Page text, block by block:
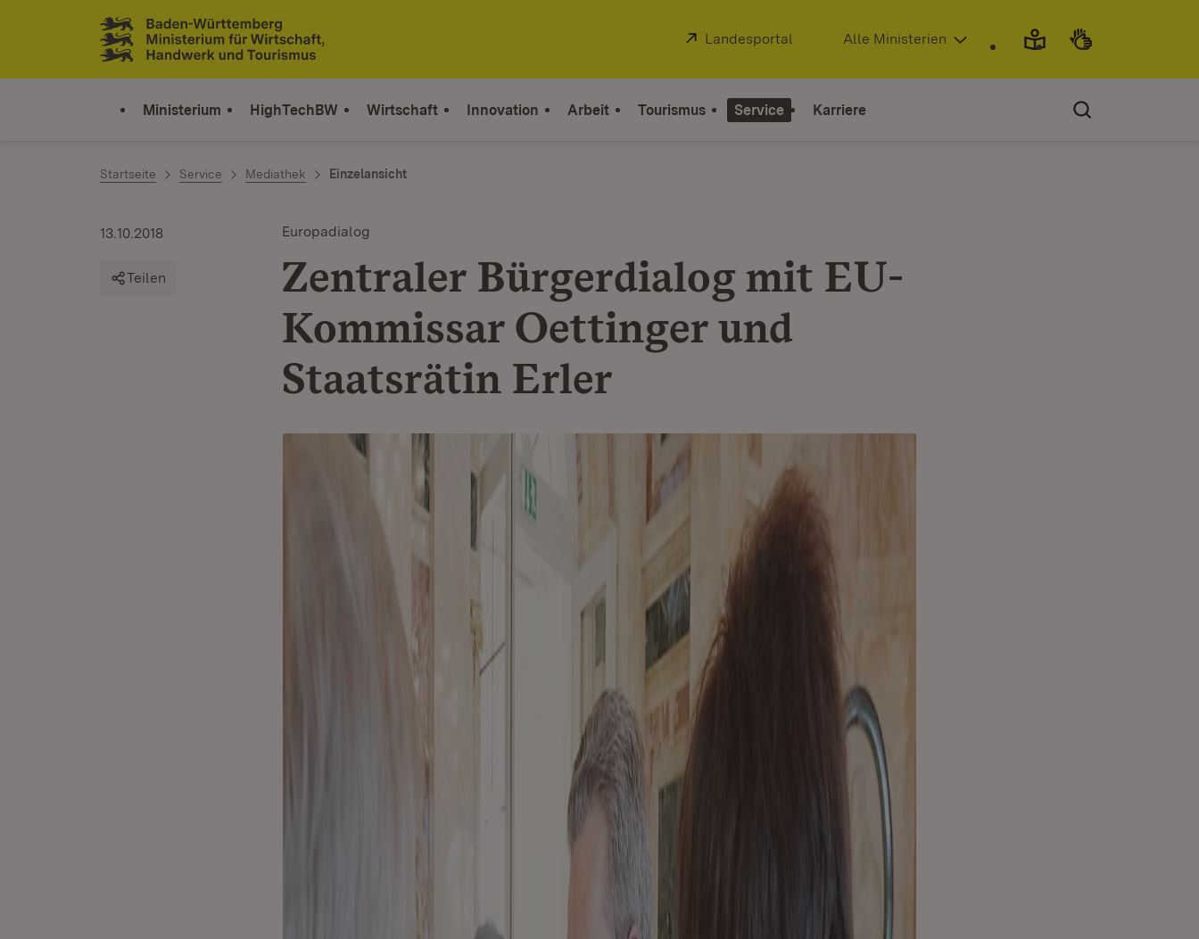
Zum Inhalt springen
Link zur Startseite
Extern:
Landesportal (Öffnet in neuem Fenster)
Alle Ministerien
Ministerium HighTechBW Wirtschaft Innovation Arbeit Tourismus Service Karriere
Startseite Service Mediathek Einzelansicht
Europadialog
Zentraler Bürgerdialog mit EU-
Kommissar Oettinger und
Staatsrätin Erler
13.10.2018
Teilen